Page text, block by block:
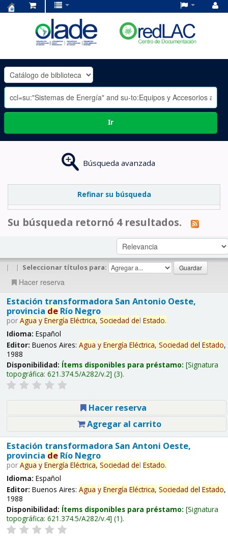
OLADE
-
Ir
Búsqueda avanzada
Refinar su búsqueda
Su búsqueda retornó 4 resultados.
| | Seleccionar títulos para:
Hacer reserva
Estación transformadora San Antonio Oeste,
provincia deRío Negro
por Agua y Energía Eléctrica, Sociedad del Estado.
Idioma: Español
Editor: Buenos Aires: Agua y Energía Eléctrica, Sociedad del Estado,
1988
Disponibilidad: Ítems disponibles para préstamo: Signatura
topográfica: 621.374.5/A282/v.2 (3).
Hacer reserva
Agregar al carrito
Estación transformadora San Antoni Oeste,
provincia deRío Negro
por Agua y Energía Eléctrica, Sociedad del Estado.
Idioma: Español
Editor: Buenos Aires: Agua y Energía Eléctrica, Sociedad del Estado,
1988
Disponibilidad: Ítems disponibles para préstamo: Signatura
topográfica: 621.374.5/A282/v.4 (1).